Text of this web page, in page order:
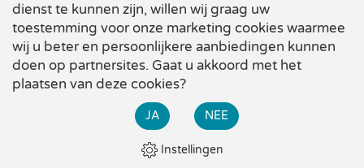
Bekijk alle zomer-acties bij Topdeal. Diverse grote kortingen
op de beste producten!
Cookies|Leveringsvoorwaarden
Webdesign
Applepie
dienst te kunnen zijn, willen wij graag uw
toestemming voor onze marketing cookies waarmee
wij u beter en persoonlijkere aanbiedingen kunnen
doen op partnersites. Gaat u akkoord met het
plaatsen van deze cookies?
JA NEE
Instellingen